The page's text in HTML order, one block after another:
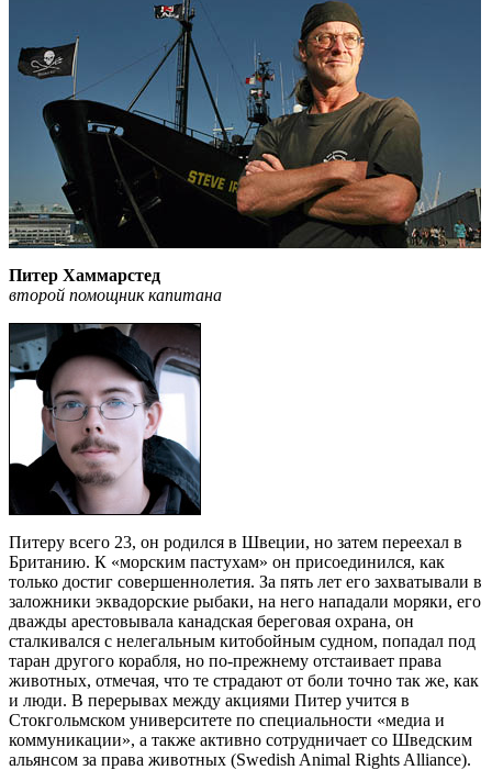
Питер Хаммарстед
второй помощник капитана
Питеру всего 23, он родился в Швеции, но затем переехал в
Британию. К «морским пастухам» он присоединился, как
только достиг совершеннолетия. За пять лет его захватывали в
заложники эквадорские рыбаки, на него нападали моряки, его
дважды арестовывала канадская береговая охрана, он
сталкивался с нелегальным китобойным судном, попадал под
таран другого корабля, но по-прежнему отстаивает права
животных, отмечая, что те страдают от боли точно так же, как
и люди. В перерывах между акциями Питер учится в
Стокгольмском университете по специальности «медиа и
коммуникации», а также активно сотрудничает со Шведским
альянсом за права животных (Swedish Animal Rights Alliance).